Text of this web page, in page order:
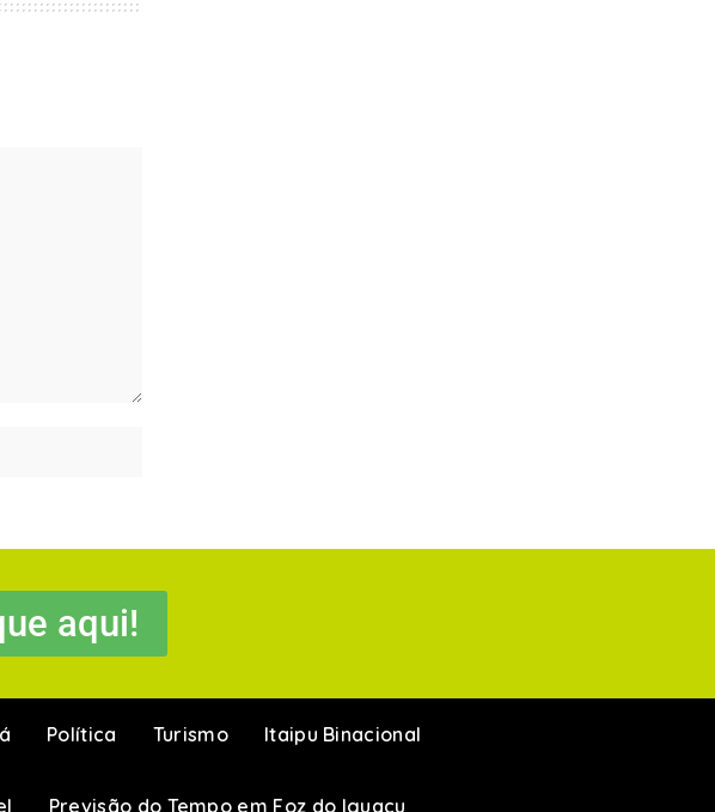
aqui!
Política Turismo Itaipu Binacional
Previsão do Tempo em Foz do Iguaçu